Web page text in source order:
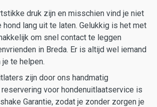
druk zijn en misschien vind je niet
lang uit te laten. Gelukkig is het met
om snel contact te leggen
in Breda. Er is altijd wel iemand
te helpen.
zijn door ons handmatig
voor hondenuitlaatservice is
Garantie, zodat je zonder zorgen je